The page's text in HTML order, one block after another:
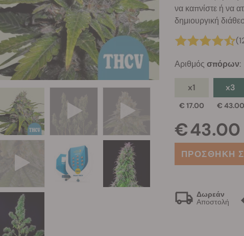
να καπνίστε ή να
δημιουργική
Αριθμόςσπόρων:
x1
€ 17.00
x3
€ 43.00
€ 43.00
ΠΡΟΣΘΗΚΗ
Δωρεάν
Αποστολή